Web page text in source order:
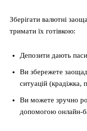
Зберігати валютні
тримати їх готівкою:
Депозити дають
Ви збережете
ситуацій
Ви можете зручно
допомогою онлайн-